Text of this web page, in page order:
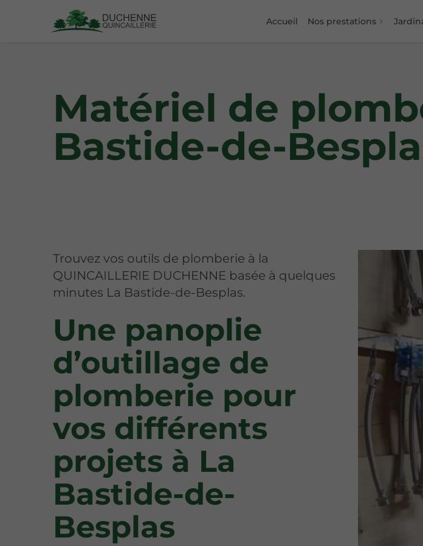
Accueil Nos prestations
Matériel de
Bastide-de-
Trouvez vos outils de plomberie à la
QUINCAILLERIE DUCHENNE basée à quelques
minutes La Bastide-de-Besplas.
Une panoplie
d’outillage de
plomberie pour
vos différents
projets à La
Bastide-de-
Besplas